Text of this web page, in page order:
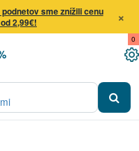
sme znížili cenu
2,99€!
×
0